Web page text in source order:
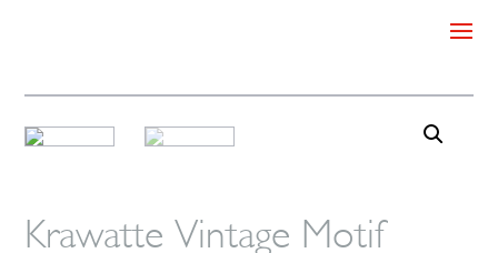
Krawatte Vintage Motif